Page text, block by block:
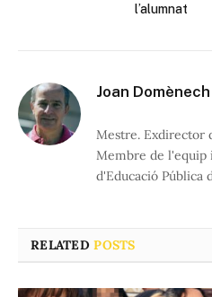
l’alumnat
Joan Domènech
Mestre. Exdirector
Membre de l'equip
d'Educació Pública
RELATEDPOSTS